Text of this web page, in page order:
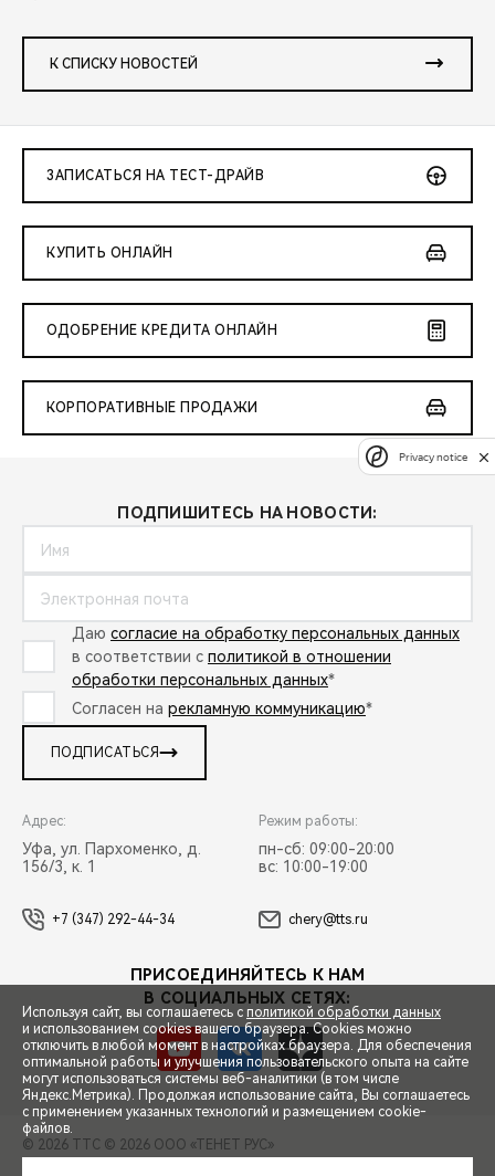
СПЕЦПРЕДЛОЖЕНИЯ
ЗАПИСЬ НА ТЕСТ-ДРАЙВ
К СПИСКУ НОВОСТЕЙ
ЗАПИСАТЬСЯ НА ТЕСТ-ДРАЙВ
КУПИТЬ ОНЛАЙН
ОДОБРЕНИЕ КРЕДИТА ОНЛАЙН
КОРПОРАТИВНЫЕ ПРОДАЖИ
ПОДПИШИТЕСЬ НА НОВОСТИ:
Даю согласие на обработку персональных данных
в соответствии с политикой в отношении
обработки персональных данных*
Согласен на рекламную коммуникацию*
ПОДПИСАТЬСЯ
Адрес:
Уфа, ул. Пархоменко, д.
156/3, к. 1
Режим работы:
пн-сб: 09:00-20:00
вс: 10:00-19:00
+7 (347) 292-44-34 chery@tts.ru
ПРИСОЕДИНЯЙТЕСЬ К НАМ
В СОЦИАЛЬНЫХ СЕТЯХ:
© 2026 ТТС © 2026 ООО «ТЕНЕТ РУС»
Используя сайт, вы соглашаетесь с политикой обработки данных
и использованием cookies вашего браузера. Cookies можно
отключить в любой момент в настройках браузера. Для обеспечения
оптимальной работы и улучшения пользовательского опыта на сайте
могут использоваться системы веб-аналитики (в том числе
Яндекс.Метрика). Продолжая использование сайта, Вы соглашаетесь
с применением указанных технологий и размещением cookie-
файлов.
Privacy notice